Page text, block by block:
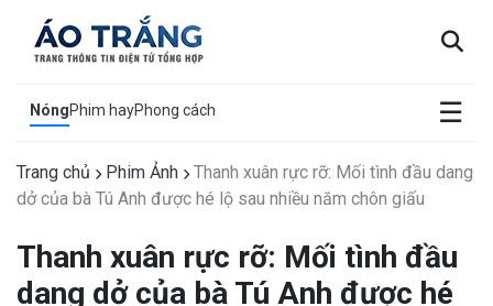
NóngPhim hayPhong cách ☰
×
Trang chủ Phim Ảnh
Thanh xuân rực rỡ: Mối tình đầu dang
dở của bà Tú Anh được hé lộ sau nhiều năm chôn giấu
Thanh xuân rực rỡ: Mối tình đầu
dang dở của bà Tú Anh được hé